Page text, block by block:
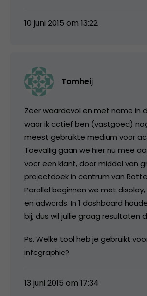
10 juni 2015 om 13:22
Tomheij
Zeer waardevol en met name in
waar ik actief ben (vastgoed)
meest gebruikte medium voor
Toevallig gaan we hier nu mee
voor een klant, door middel van
projectdoek in centrum van
Parallel beginnen we met
en adwords. In 1 dashboard
bij, dus wil jullie graag resultaten
Ps. Welke tool heb je gebruikt
infographic?
13 juni 2015 om 17:34